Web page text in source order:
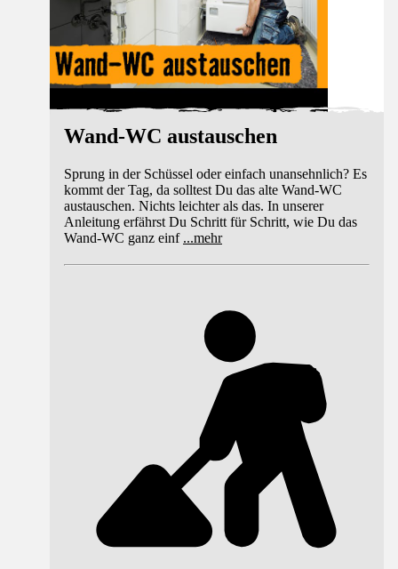
Wand-WC austauschen
Sprung in der Schüssel oder einfach unansehnlich? Es
kommt der Tag, da solltest Du das alte Wand-WC
austauschen. Nichts leichter als das. In unserer
Anleitung erfährst Du Schritt für Schritt, wie Du das
Wand-WC ganz einf ...mehr